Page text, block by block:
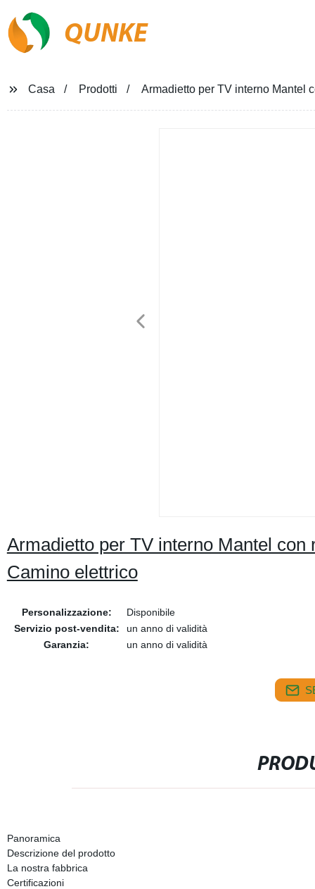
QUNKE
Casa Prodotti Armadietto per TV interno Mantel
Armadietto per TV interno Mantel
Camino elettrico
Personalizzazione:
Disponibile
Servizio post-vendita:
un anno di validità
Garanzia:
un anno di validità
Panoramica
Descrizione del prodotto
La nostra fabbrica
Certificazioni